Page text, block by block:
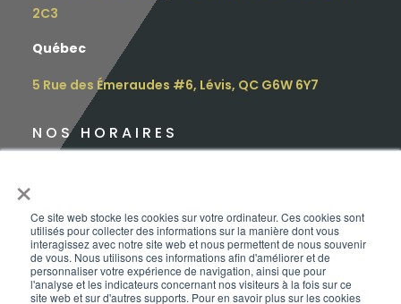
×
Ce site web stocke les cookies sur votre ordinateur. Ces cookies sont
utilisés pour collecter des informations sur la manière dont vous
interagissez avec notre site web et nous permettent de nous souvenir
de vous. Nous utilisons ces informations afin d'améliorer et de
personnaliser votre expérience de navigation, ainsi que pour
l'analyse et les indicateurs concernant nos visiteurs à la fois sur ce
site web et sur d'autres supports. Pour en savoir plus sur les cookies
2C3
Québec
5 Rue des Émeraudes #6, Lévis, QC G6W 6Y7
NOS HORAIRES
Mercredi : 12h – 17h
Jeudi : 10h – 18h